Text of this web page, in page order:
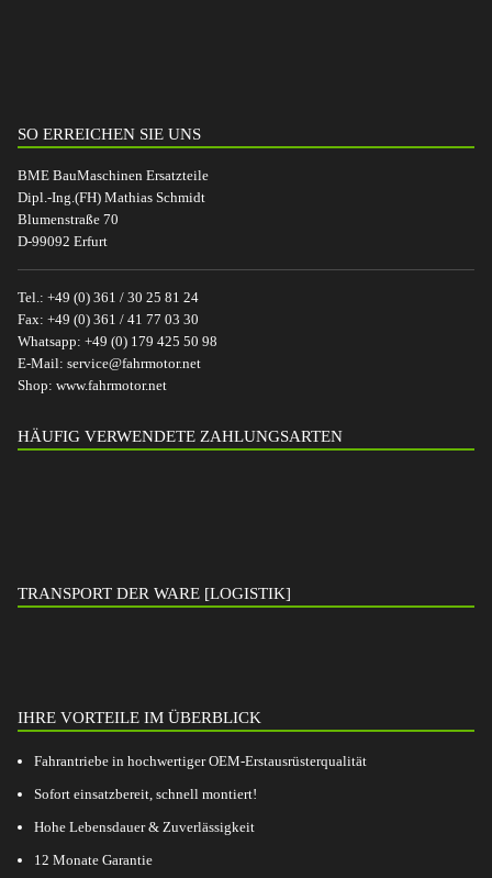
SO ERREICHEN SIE UNS
BME BauMaschinen Ersatzteile
Dipl.-Ing.(FH) Mathias Schmidt
Blumenstraße 70
D-99092 Erfurt
Tel.: +49 (0) 361 / 30 25 81 24
Fax: +49 (0) 361 / 41 77 03 30
Whatsapp: +49 (0) 179 425 50 98
E-Mail: service@fahrmotor.net
Shop: www.fahrmotor.net
HÄUFIG VERWENDETE ZAHLUNGSARTEN
TRANSPORT DER WARE [LOGISTIK]
IHRE VORTEILE IM ÜBERBLICK
Fahrantriebe in hochwertiger OEM-Erstausrüsterqualität
Sofort einsatzbereit, schnell montiert!
Hohe Lebensdauer & Zuverlässigkeit
12 Monate Garantie